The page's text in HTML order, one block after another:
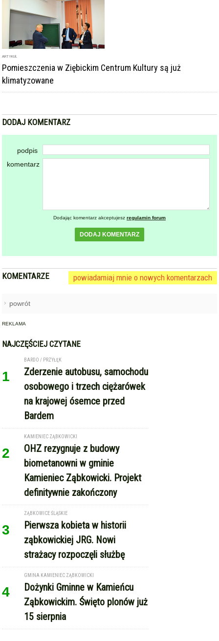
ARTYKUŁ
Pomieszczenia w Ziębickim Centrum Kultury są już
klimatyzowane
DODAJ KOMENTARZ
podpis
komentarz
Dodając komentarz akceptujesz regulamin forum
DODAJ KOMENTARZ
KOMENTARZE powiadamiaj mnie o nowych komentarzach
powrót
REKLAMA
NAJCZĘŚCIEJ CZYTANE
1
BARDO / PRZYŁĘK
Zderzenie autobusu, samochodu
osobowego i trzech ciężarówek
na krajowej ósemce przed
Bardem
2
KAMIENIEC ZĄBKOWICKI
OHZ rezygnuje z budowy
biometanowni w gminie
Kamieniec Ząbkowicki. Projekt
definitywnie zakończony
3
ZĄBKOWICE ŚLĄSKIE
Pierwsza kobieta w historii
ząbkowickiej JRG. Nowi
strażacy rozpoczęli służbę
4
GMINA KAMIENIEC ZĄBKOWICKI
Dożynki Gminne w Kamieńcu
Ząbkowickim. Święto plonów już
15 sierpnia